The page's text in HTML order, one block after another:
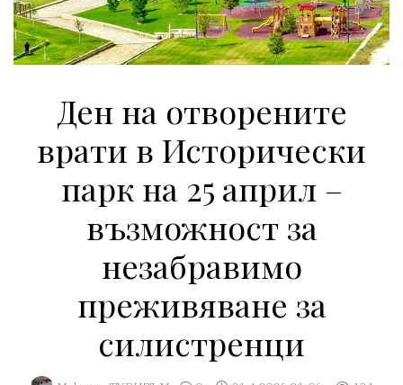
Ден на отворените
врати в Исторически
парк на 25 април –
възможност за
незабравимо
преживяване за
силистренци